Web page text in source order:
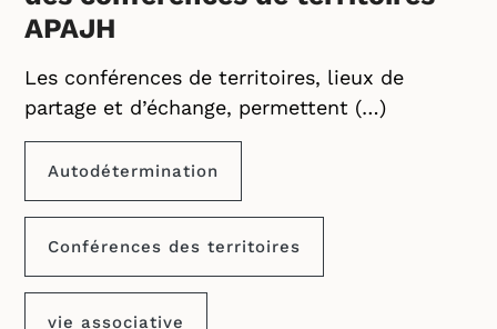
APAJH
Les conférences de territoires, lieux de
partage et d’échange, permettent (…)
Autodétermination
Conférences des territoires
vie associative